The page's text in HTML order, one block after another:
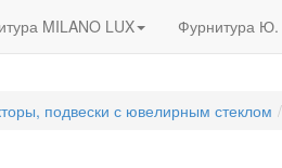
MILANO LUX Фурнитура Ю.
подвески с ювелирным стеклом